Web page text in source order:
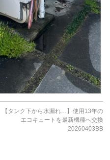
【タンク下から水漏れ…】使用13年の
エコキュートを最新機種へ交換
20260403BB